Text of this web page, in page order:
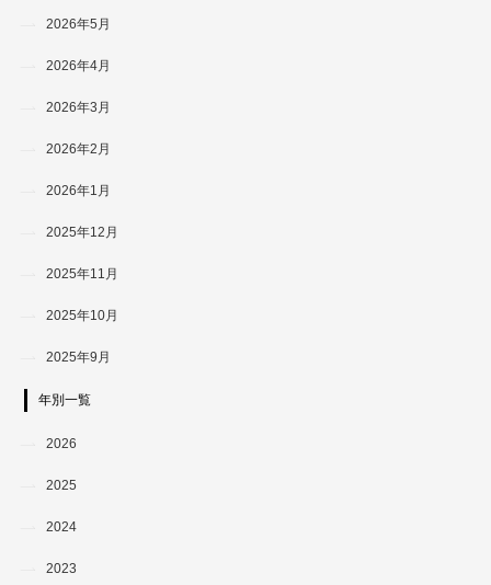
2026年5月
2026年4月
2026年3月
2026年2月
2026年1月
2025年12月
2025年11月
2025年10月
2025年9月
年別一覧
2026
2025
2024
2023